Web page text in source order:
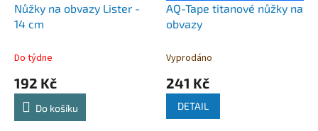
Nůžky na obvazy Lister -
14 cm
Do týdne
192 Kč
Do košíku
AQ-Tape titanové nůžky na
obvazy
Vyprodáno
241 Kč
DETAIL